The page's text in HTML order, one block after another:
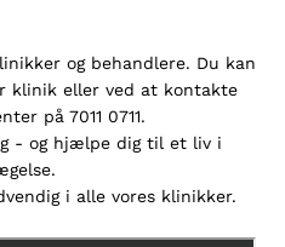
og behandlere. Du kan
klinik eller ved at kontakte
på 7011 0711.
- og hjælpe dig til et liv i
i alle vores klinikker.